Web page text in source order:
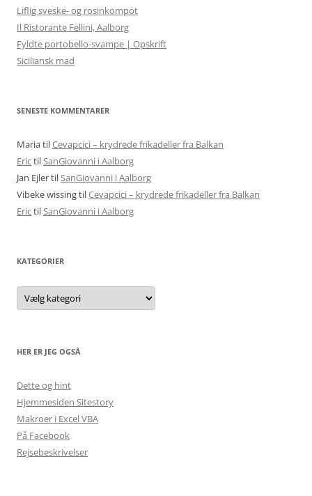
Liflig sveske- og rosinkompot
Il Ristorante Fellini, Aalborg
Fyldte portobello-svampe | Opskrift
Siciliansk mad
SENESTE KOMMENTARER
MariatilCevapcici – krydrede frikadeller fra Balkan
ErictilSanGiovanni i Aalborg
Jan EjlertilSanGiovanni i Aalborg
Vibeke wissingtilCevapcici – krydrede frikadeller fra Balkan
ErictilSanGiovanni i Aalborg
KATEGORIER
Kategorier
HER ER JEG OGSÅ
Dette og hint
Hjemmesiden Sitestory
Makroer i Excel VBA
På Facebook
Rejsebeskrivelser